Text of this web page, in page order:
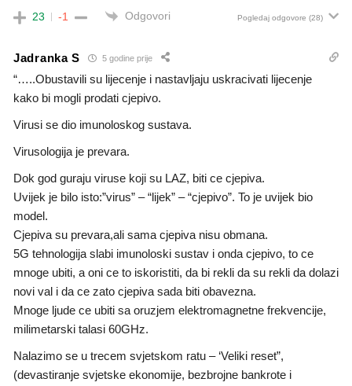
23 -1 Odgovori Pogledaj odgovore (28)
Jadranka S 5 godine prije
“…..Obustavili su lijecenje i nastavljaju uskracivati lijecenje
kako bi mogli prodati cjepivo.
Virusi se dio imunoloskog sustava.
Virusologija je prevara.
Dok god guraju viruse koji su LAZ, biti ce cjepiva.
Uvijek je bilo isto:”virus” – “lijek” – “cjepivo”. To je uvijek bio
model.
Cjepiva su prevara,ali sama cjepiva nisu obmana.
5G tehnologija slabi imunoloski sustav i onda cjepivo, to ce
mnoge ubiti, a oni ce to iskoristiti, da bi rekli da su rekli da dolazi
novi val i da ce zato cjepiva sada biti obavezna.
Mnoge ljude ce ubiti sa oruzjem elektromagnetne frekvencije,
milimetarski talasi 60GHz.
Nalazimo se u trecem svjetskom ratu – ‘Veliki reset”,
(devastiranje svjetske ekonomije, bezbrojne bankrote i